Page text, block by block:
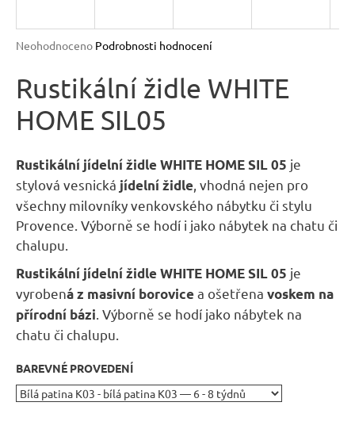
Průměrné
produktu
je
0,0
z
hvězdiček.
Neohodnoceno Podrobnosti hodnocení
Rustikální židle WHITE
HOME SIL05
Rustikální jídelní židle WHITE HOME SIL 05 je
stylová vesnická jídelní židle , vhodná nejen pro
všechny milovníky venkovského nábytku či stylu
Provence. Výborně se hodí i jako nábytek na chatu či
chalupu.
Rustikální jídelní židle WHITE HOME SIL 05 je
vyrobená z masivní borovicea ošetřena voskem na
přírodní bázi . Výborně se hodí jako nábytek na
chatu či chalupu.
BAREVNÉ PROVEDENÍ
a
í
t
?
HLEDAT
D
o
p
o
r
u
č